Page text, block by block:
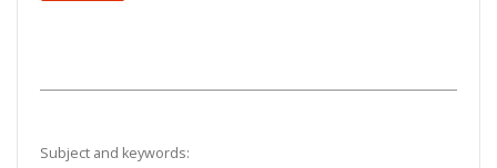
Subject and keywords: